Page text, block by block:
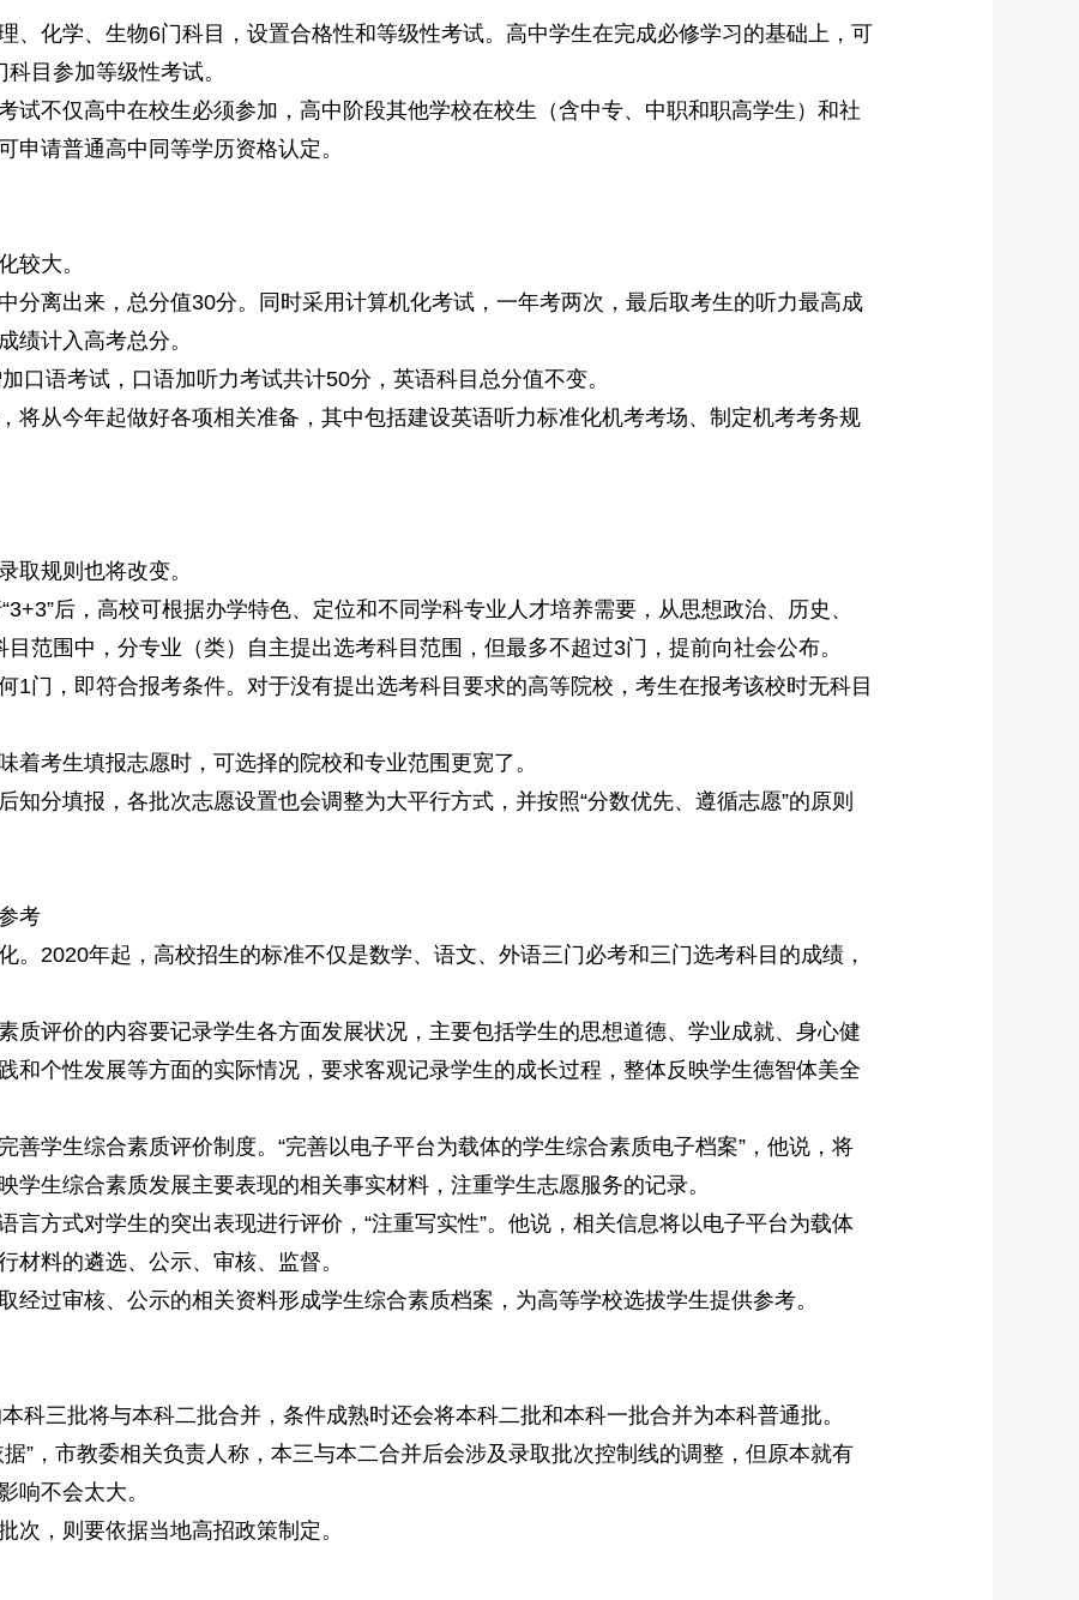
化学、生物6门科目，设置合格性和等级性考试。高中学生在完成必修学习的基础上，可
目参加等级性考试。
不仅高中在校生必须参加，高中阶段其他学校在校生（含中专、中职和职高学生）和社
申请普通高中同等学历资格认定。
大。
离出来，总分值30分。同时采用计算机化考试，一年考两次，最后取考生的听力最高成
绩计入高考总分。
语考试，口语加听力考试共计50分，英语科目总分值不变。
从今年起做好各项相关准备，其中包括建设英语听力标准化机考考场、制定机考考务规
规则也将改变。
后，高校可根据办学特色、定位和不同学科专业人才培养需要，从思想政治、历史、
范围中，分专业（类）自主提出选考科目范围，但最多不超过3门，提前向社会公布。
，即符合报考条件。对于没有提出选考科目要求的高等院校，考生在报考该校时无科目
考生填报志愿时，可选择的院校和专业范围更宽了。
分填报，各批次志愿设置也会调整为大平行方式，并按照“分数优先、遵循志愿”的原则
考
2020年起，高校招生的标准不仅是数学、语文、外语三门必考和三门选考科目的成绩，
评价的内容要记录学生各方面发展状况，主要包括学生的思想道德、学业成就、身心健
和个性发展等方面的实际情况，要求客观记录学生的成长过程，整体反映学生德智体美全
学生综合素质评价制度。“完善以电子平台为载体的学生综合素质电子档案”，他说，将
学生综合素质发展主要表现的相关事实材料，注重学生志愿服务的记录。
方式对学生的突出表现进行评价，“注重写实性”。他说，相关信息将以电子平台为载体
材料的遴选、公示、审核、监督。
过审核、公示的相关资料形成学生综合素质档案，为高等学校选拔学生提供参考。
三批将与本科二批合并，条件成熟时还会将本科二批和本科一批合并为本科普通批。
，市教委相关负责人称，本三与本二合并后会涉及录取批次控制线的调整，但原本就有
响不会太大。
，则要依据当地高招政策制定。